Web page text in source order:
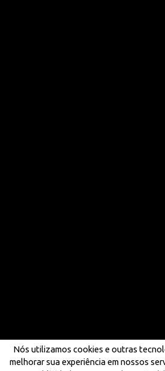
Nós utilizamos cookies e outras
melhorar sua experiência em nossos